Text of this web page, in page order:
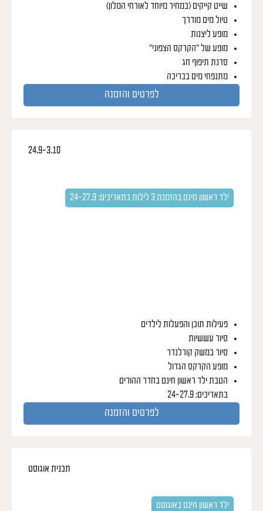
שייט קייקים (במחיר מיוחד לאורחי המלון)
טיול מים מודרך
מופע ליצנות
מופע של ״הקרקס הצפוני״
סדנת תיפוף חג
מתנפחי מים בבריכה
לפרטים והזמנה
24.9-3.10
ילד ראשון חינם בהזמנת 3 לילות בתאריכים: 24-27.9
פעילות תוכן והפעלות לילדים
סיור עששיות
סיור במשק קורלנדר
מופע הקרקס הגדול
הטבת ילד ראשון חינם בחדר ההורים
בתאריכים: 24-27.9
לפרטים והזמנה
תכנית אוגוסטקיץ של הרפתקאות ואוצרות
ילד ראשון חינם באוגוסט